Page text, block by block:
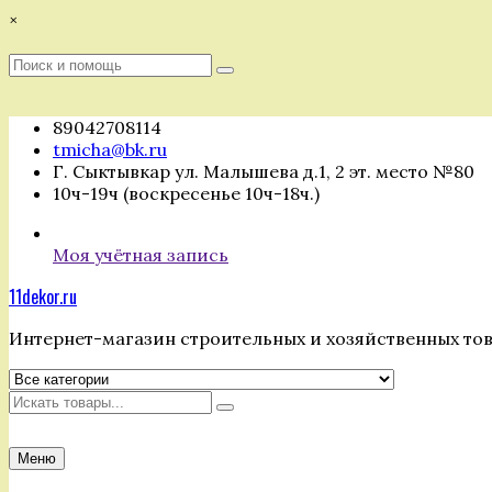
Перейти
содержимому
×
Поиск
Поиск
89042708114
tmicha@bk.ru
Г. Сыктывкар ул. Малышева д.1, 2 эт. место №80
10ч-19ч (воскресенье 10ч-18ч.)
Моя учётная запись
11dekor.ru
Интернет-магазин строительных и хозяйственных
Искать
Меню